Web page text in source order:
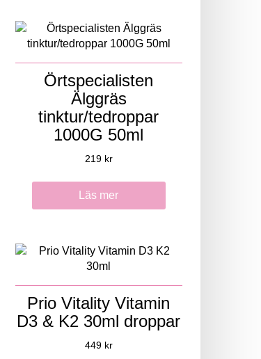
Örtspecialisten
Älggräs
tinktur/tedroppar
1000G 50ml
219 kr
Läs mer
Prio Vitality Vitamin
D3 & K2 30ml droppar
449 kr